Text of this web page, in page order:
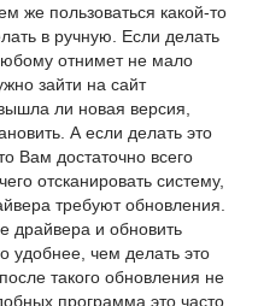
же пользоваться какой-то
в ручную. Если делать
отнимет не мало
зайти на сайт
ли новая версия,
А если делать это
Вам достаточно всего
отсканировать систему,
требуют обновления.
драйвера и обновить
удобнее, чем делать это
такого обновления не
программа это часто